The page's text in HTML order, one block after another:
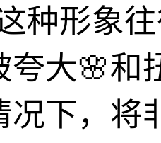
种形象
夸大🌸和
况下，将